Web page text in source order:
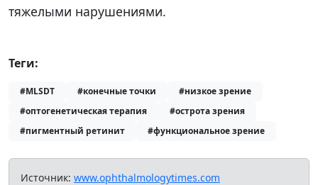
тяжелыми нарушениями.
Теги:
#MLSDT #конечные точки
#низкое зрение
#оптогенетическая терапия
#острота зрения
#пигментный ретинит
#функциональное зрение
Источник: www.ophthalmologytimes.com